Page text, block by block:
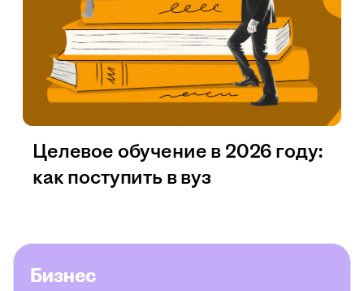
Целевое обучение в 2026 году:
как поступить в вуз
Бизнес